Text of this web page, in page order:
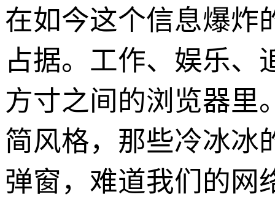
在如今这个信息爆炸
占据。工作、娱乐、
方寸之间的浏览器里
简风格，那些冷冰冰
弹窗，难道我们的网